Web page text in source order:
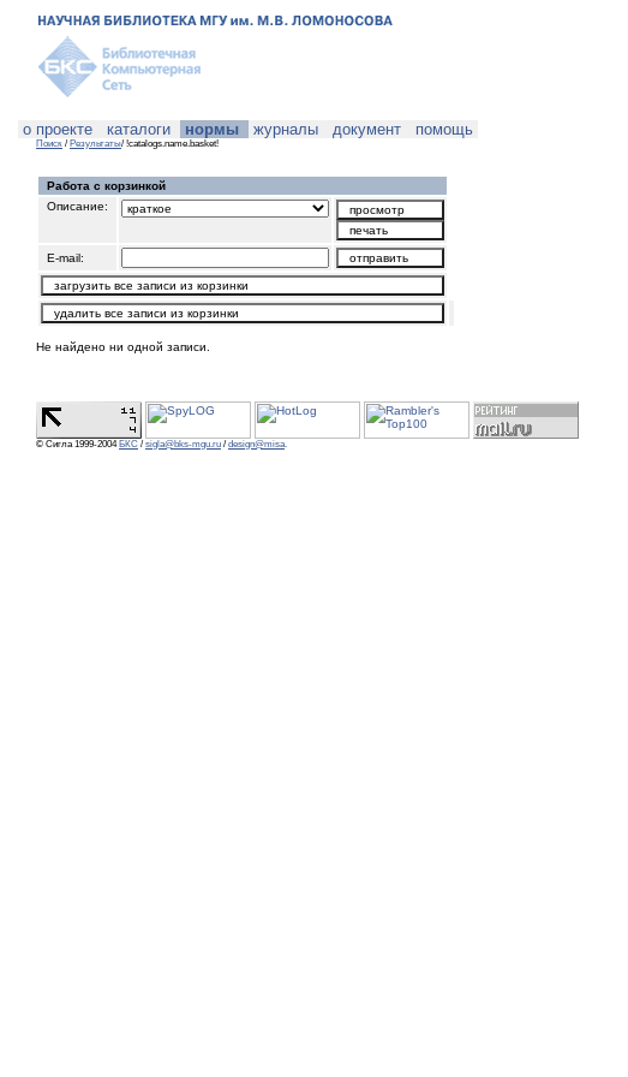
о проекте каталоги нормы журналы документ помощь
Поиск / Результаты/ !catalogs.name.basket!
Работа с корзинкой
Описание:
E-mail:
Не найдено ни одной записи.
© Сигла 1999-2004 БКС / sigla@bks-mgu.ru / design@misa.